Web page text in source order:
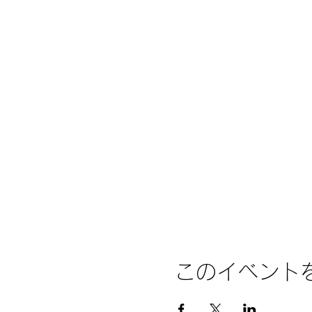
このイベント